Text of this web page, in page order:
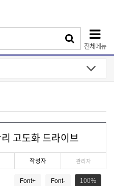
색
전체메뉴
고도화 드라이브
작성자 관리자
100
Font+ Font-